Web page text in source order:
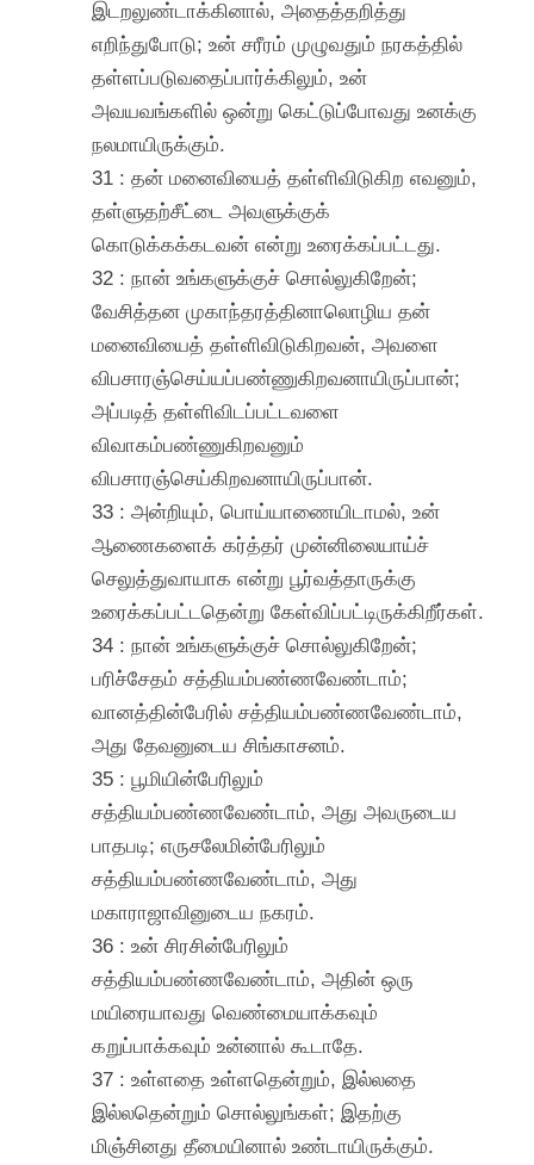
இடறலுண்டாக்கினால், அதைத்தறித்து
எறிந்துபோடு; உன் சரீரம் முழுவதும் நரகத்தில்
தள்ளப்படுவதைப்பார்க்கிலும், உன்
அவயவங்களில் ஒன்று கெட்டுப்போவது உனக்கு
நலமாயிருக்கும்.
31 : தன் மனைவியைத் தள்ளிவிடுகிற எவனும்,
தள்ளுதற்சீட்டை அவளுக்குக்
கொடுக்கக்கடவன் என்று உரைக்கப்பட்டது.
32 : நான் உங்களுக்குச் சொல்லுகிறேன்;
வேசித்தன முகாந்தரத்தினாலொழிய தன்
மனைவியைத் தள்ளிவிடுகிறவன், அவளை
விபசாரஞ்செய்யப்பண்ணுகிறவனாயிருப்பான்;
அப்படித் தள்ளிவிடப்பட்டவளை
விவாகம்பண்ணுகிறவனும்
விபசாரஞ்செய்கிறவனாயிருப்பான்.
33 : அன்றியும், பொய்யாணையிடாமல், உன்
ஆணைகளைக் கர்த்தர் முன்னிலையாய்ச்
செலுத்துவாயாக என்று பூர்வத்தாருக்கு
உரைக்கப்பட்டதென்று கேள்விப்பட்டிருக்கிறீர்கள்.
34 : நான் உங்களுக்குச் சொல்லுகிறேன்;
பரிச்சேதம் சத்தியம்பண்ணவேண்டாம்;
வானத்தின்பேரில் சத்தியம்பண்ணவேண்டாம்,
அது தேவனுடைய சிங்காசனம்.
35 : பூமியின்பேரிலும்
சத்தியம்பண்ணவேண்டாம், அது அவருடைய
பாதபடி; எருசலேமின்பேரிலும்
சத்தியம்பண்ணவேண்டாம், அது
மகாராஜாவினுடைய நகரம்.
36 : உன் சிரசின்பேரிலும்
சத்தியம்பண்ணவேண்டாம், அதின் ஒரு
மயிரையாவது வெண்மையாக்கவும்
கறுப்பாக்கவும் உன்னால் கூடாதே.
37 : உள்ளதை உள்ளதென்றும், இல்லதை
இல்லதென்றும் சொல்லுங்கள்; இதற்கு
மிஞ்சினது தீமையினால் உண்டாயிருக்கும்.